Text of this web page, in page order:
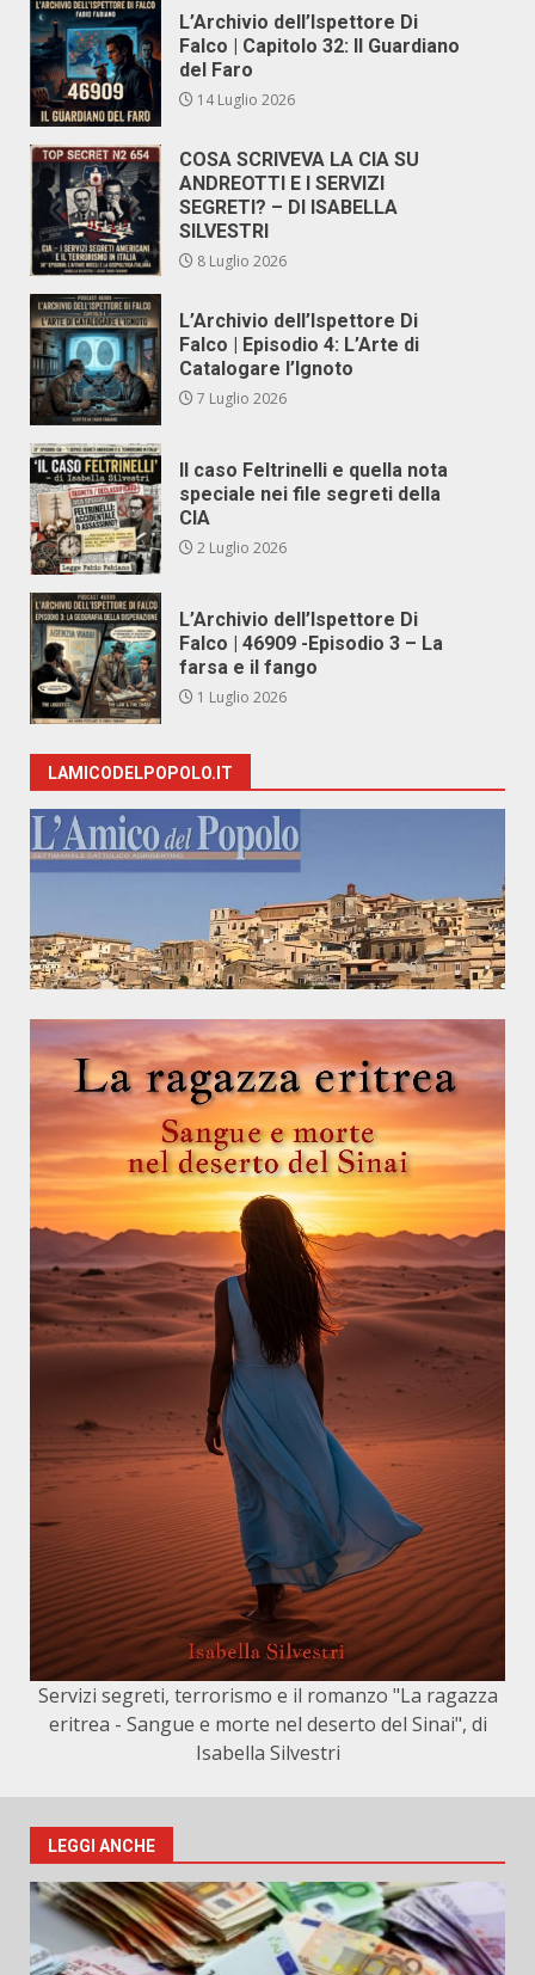
L’Archivio dell’Ispettore Di
Falco | Capitolo 32: Il Guardiano
del Faro
14 Luglio 2026
COSA SCRIVEVA LA CIA SU
ANDREOTTI E I SERVIZI
SEGRETI? – DI ISABELLA
SILVESTRI
8 Luglio 2026
L’Archivio dell’Ispettore Di
Falco | Episodio 4: L’Arte di
Catalogare l’Ignoto
7 Luglio 2026
Il caso Feltrinelli e quella nota
speciale nei file segreti della
CIA
2 Luglio 2026
L’Archivio dell’Ispettore Di
Falco | 46909 -Episodio 3 – La
farsa e il fango
1 Luglio 2026
LAMICODELPOPOLO.IT
Servizi segreti, terrorismo e il romanzo "La ragazza
eritrea - Sangue e morte nel deserto del Sinai", di
Isabella Silvestri
LEGGI ANCHE